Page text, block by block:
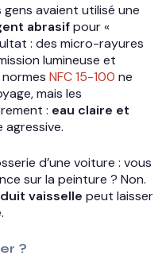
avaient utilisé une
abrasifpour «
: des micro-rayures
lumineuse et
NFC 15-100 ne
mais les
: eau claire et
agressive.
d’une voiture : vous
sur la peinture ? Non.
vaisselle peut laisser
?